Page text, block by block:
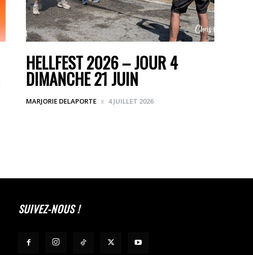
HELLFEST 2026 – JOUR 4
DIMANCHE 21 JUIN
MARJORIE DELAPORTE 4 JUILLET 2026
SUIVEZ-NOUS !